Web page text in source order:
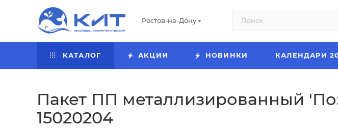
Ростов-на-Дону
КАТАЛОГ АКЦИИ НОВИНКИ КАЛЕНДАРИ
Пакет ПП металлизированный
15020204